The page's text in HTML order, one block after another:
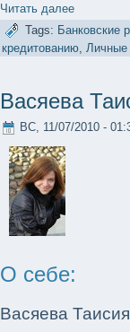
Читать далее
Tags: Банковские
кредитованию, Личные
Васяева
ВС, 11/07/2010 -
О себе:
Васяева